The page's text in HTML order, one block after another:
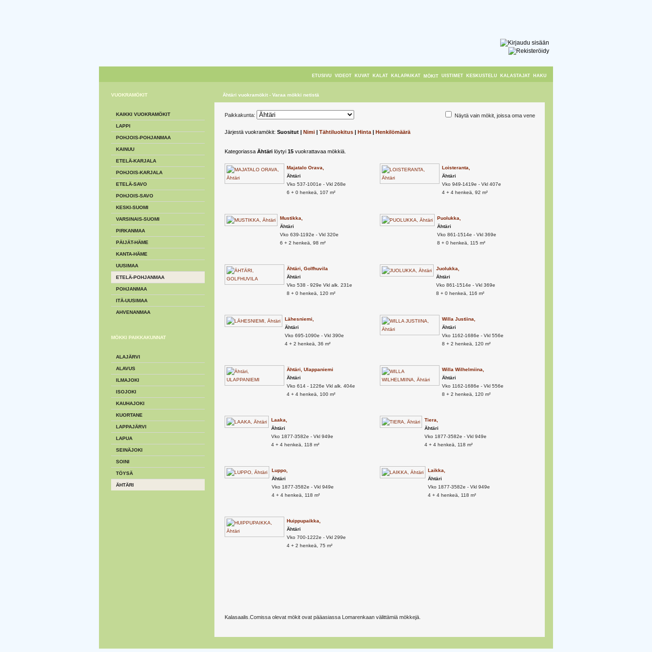
ETUSIVU VIDEOT KUVAT KALAT KALAPAIKAT MÖKIT UISTIMET KESKUSTELU KALASTAJAT HAKU
VUOKRAMÖKIT
KAIKKI VUOKRAMÖKIT
LAPPI
POHJOIS-POHJANMAA
KAINUU
ETELÄ-KARJALA
POHJOIS-KARJALA
ETELÄ-SAVO
POHJOIS-SAVO
KESKI-SUOMI
VARSINAIS-SUOMI
PIRKANMAA
PÄIJÄT-HÄME
KANTA-HÄME
UUSIMAA
ETELÄ-POHJANMAA
POHJANMAA
ITÄ-UUSIMAA
AHVENANMAA
MÖKKI PAIKKAKUNNAT
ALAJÄRVI
ALAVUS
ILMAJOKI
ISOJOKI
KAUHAJOKI
KUORTANE
LAPPAJÄRVI
LAPUA
SEINÄJOKI
SOINI
TÖYSÄ
ÄHTÄRI
Ähtäri vuokramökit - Varaa mökki netistä
Paikkakunta: Näytä vain mökit, joissa oma vene
Järjestä vuokramökit: Suositut | Nimi | Tähtiluokitus | Hinta | Henkilömäärä
Kategoriassa Ähtäri löytyi 15 vuokrattavaa mökkiä.
Majatalo Orava,
Ähtäri
Vko 537-1001e - Vkl 268e
6 + 0 henkeä, 107 m²
Loisteranta,
Ähtäri
Vko 949-1419e - Vkl 407e
4 + 4 henkeä, 92 m²
Mustikka,
Ähtäri
Vko 639-1192e - Vkl 320e
6 + 2 henkeä, 98 m²
Puolukka,
Ähtäri
Vko 861-1514e - Vkl 369e
8 + 0 henkeä, 115 m²
Ähtäri, Golfhuvila
Ähtäri
Vko 538 - 929e Vkl alk. 231e
8 + 0 henkeä, 120 m²
Juolukka,
Ähtäri
Vko 861-1514e - Vkl 369e
8 + 0 henkeä, 116 m²
Lähesniemi,
Ähtäri
Vko 695-1090e - Vkl 390e
4 + 2 henkeä, 36 m²
Willa Justiina,
Ähtäri
Vko 1162-1686e - Vkl 556e
8 + 2 henkeä, 120 m²
Ähtäri, Ulappaniemi
Ähtäri
Vko 614 - 1226e Vkl alk. 404e
4 + 4 henkeä, 100 m²
Willa Wilhelmiina,
Ähtäri
Vko 1162-1686e - Vkl 556e
8 + 2 henkeä, 120 m²
Laaka,
Ähtäri
Vko 1877-3582e - Vkl 949e
4 + 4 henkeä, 118 m²
Tiera,
Ähtäri
Vko 1877-3582e - Vkl 949e
4 + 4 henkeä, 118 m²
Luppo,
Ähtäri
Vko 1877-3582e - Vkl 949e
4 + 4 henkeä, 118 m²
Laikka,
Ähtäri
Vko 1877-3582e - Vkl 949e
4 + 4 henkeä, 118 m²
Huippupaikka,
Ähtäri
Vko 700-1222e - Vkl 299e
4 + 2 henkeä, 75 m²
Kalasaalis.Comissa olevat mökit ovat pääasiassa Lomarenkaan välittämiä mökkejä.